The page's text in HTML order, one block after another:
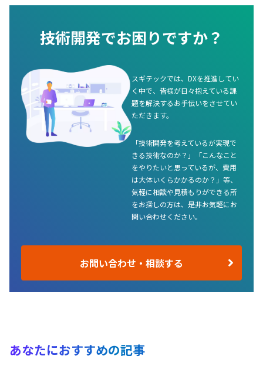
技術開発でお困りですか？
スギテックでは、DXを推進してい
く中で、皆様が日々抱えている課
題を解決するお手伝いをさせてい
ただきます。
「技術開発を考えているが実現で
きる技術なのか？」「こんなこと
をやりたいと思っているが、費用
は大体いくらかかるのか？」等、
気軽に相談や見積もりができる所
をお探しの方は、是非お気軽にお
問い合わせください。
お問い合わせ・相談する
あなたにおすすめの記事